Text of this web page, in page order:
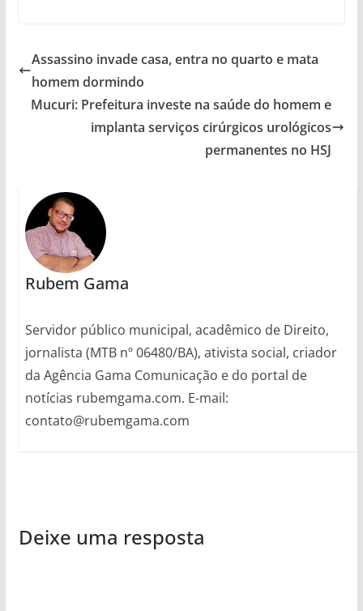
Assassino invade casa, entra no quarto e mata
homem dormindo
Mucuri: Prefeitura investe na saúde do homem e
implanta serviços cirúrgicos urológicos
permanentes no HSJ
Rubem Gama
Servidor público municipal, acadêmico de Direito,
jornalista (MTB nº 06480/BA), ativista social, criador
da Agência Gama Comunicação e do portal de
notícias rubemgama.com. E-mail:
contato@rubemgama.com
Deixe uma resposta